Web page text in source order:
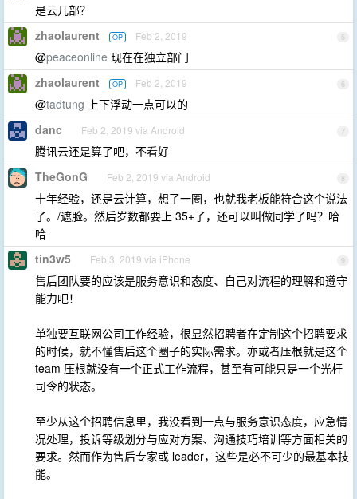
是云几部？
5
zhaolaurent OP Feb 2, 2019
@peaceonline 现在在独立部门
6
zhaolaurent OP Feb 2, 2019
@tadtung 上下浮动一点可以的
7
danc Feb 2, 2019 via Android
腾讯云还是算了吧，不看好
8
TheGonG Feb 2, 2019 via Android
十年经验，还是云计算，想了一圈，也就我老板能符合这个说法
了。/遮脸。然后岁数都要上 35+了，还可以叫做同学了吗？哈
哈
9
tin3w5 Feb 3, 2019 via iPhone
售后团队要的应该是服务意识和态度、自己对流程的理解和遵守
能力吧！
单独要互联网公司工作经验，很显然招聘者在定制这个招聘要求
的时候，就不懂售后这个圈子的实际需求。亦或者压根就是这个
team 压根就没有一个正式工作流程，甚至有可能只是一个光杆
司令的状态。
至少从这个招聘信息里，我没看到一点与服务意识态度，应急情
况处理，投诉等级划分与应对方案、沟通技巧培训等方面相关的
要求。然而作为售后专家或 leader，这些是必不可少的最基本技
能。